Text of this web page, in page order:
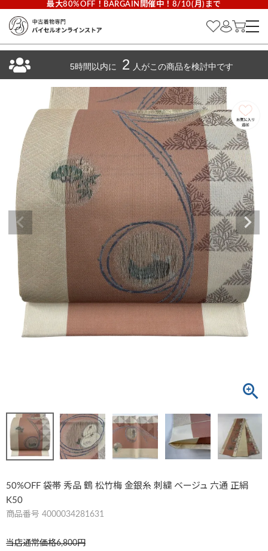
最大80%OFF！BARGAIN開催中！8/10(月)まで
50%OFF 袋帯 秀品 鶴 松竹梅 金銀糸 刺繍 ベージュ 六通 正絹
K50
商品番号 4000034281631
当店通常価格6,800
5時間以内に 2 人がこの商品を検討中です